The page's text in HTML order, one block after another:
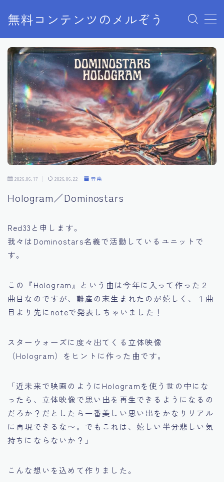
無料コンテンツのメルぞう
MENU
メルぞうの使い方
お知らせ
お問い合わせ
2026.06.17 2026.06.22 音楽
Hologram／Dominostars
Red33と申します。
我々はDominostars名義で活動しているユニットで
す。
この『Hologram』という曲は今年に入って作った２
曲目なのですが、難産の末生まれたのが嬉しく、１曲
目より先にnoteで発表しちゃいました！
スターウォーズに度々出てくる立体映像
（Hologram）をヒントに作った曲です。
「近未来で映画のようにHologramを使う世の中にな
ったら、立体映像で思い出を再生できるようになるの
だろか？だとしたら一番美しい思い出をかなりリアル
に再現できるな〜。でもこれは、嬉しい半分悲しい気
持ちにならないか？」
こんな想いを込めて作りました。